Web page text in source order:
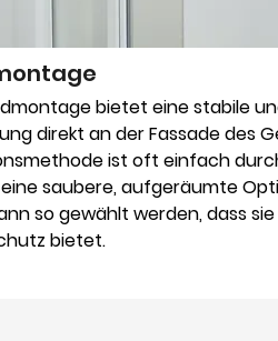
bietet eine stabile
direkt an der Fassade des
ist oft einfach
saubere, aufgeräumte
so gewählt werden, dass
bietet.